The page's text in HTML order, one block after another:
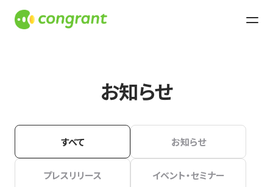
お知らせ
すべて お知らせ
プレスリリース イベント・セミナー